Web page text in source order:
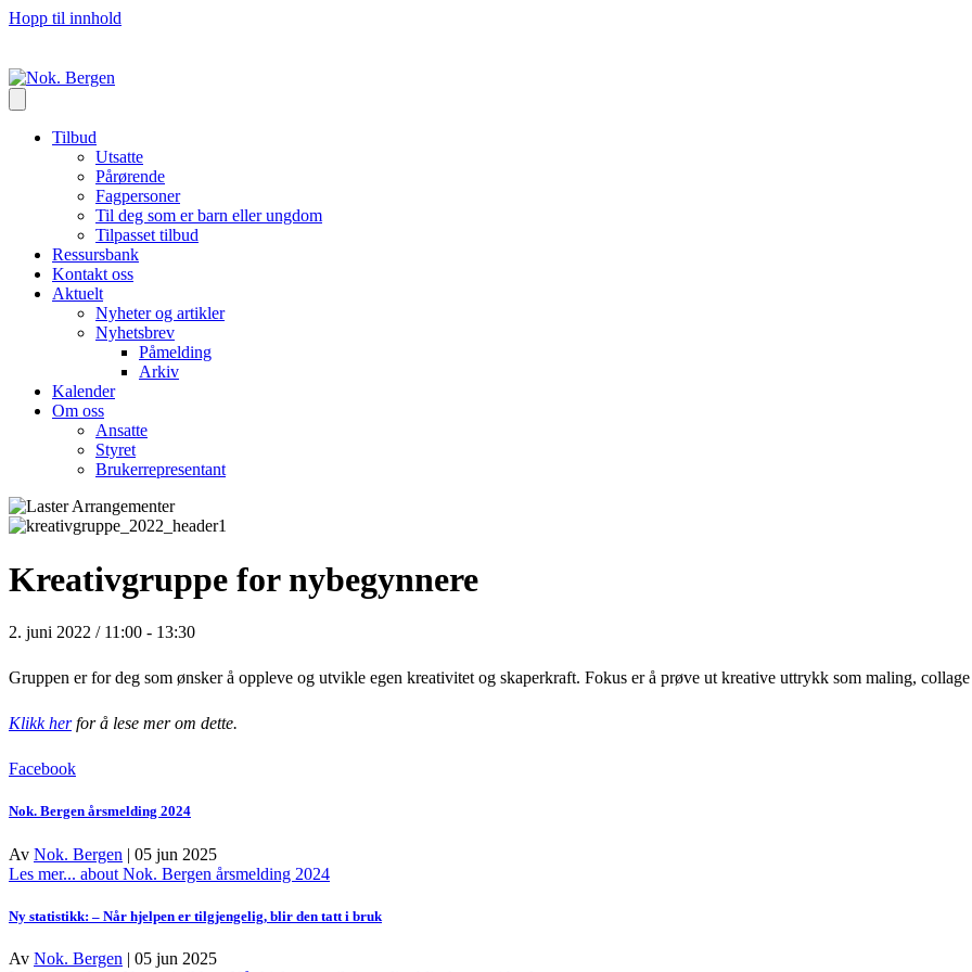
Hopp til innhold
Tilbud
Utsatte
Pårørende
Fagpersoner
Til deg som er barn eller ungdom
Tilpasset tilbud
Ressursbank
Kontakt oss
Aktuelt
Nyheter og artikler
Nyhetsbrev
Påmelding
Arkiv
Kalender
Om oss
Ansatte
Styret
Brukerrepresentant
Kreativgruppe for nybegynnere
2. juni 2022 / 11:00 - 13:30
Gruppen er for deg som ønsker å oppleve og utvikle egen kreativitet og skaperkraft. Fokus er å prøve ut kreative uttrykk som maling,
Klikk herfor å lese mer om dette.
Facebook
Nok. Bergen årsmelding 2024
Av Nok. Bergen | 05 jun 2025
Les mer... about Nok. Bergen årsmelding 2024
Ny statistikk: – Når hjelpen er tilgjengelig, blir den tatt i bruk
Av Nok. Bergen | 05 jun 2025